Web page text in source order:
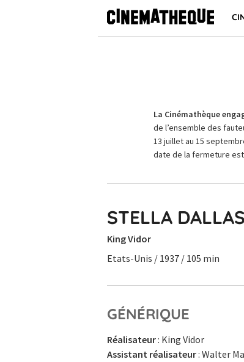
La Cinémathèque
de l’ensemble des
13 juillet au 15
date de la fermeture
STELLA DALLAS
King Vidor
Etats-Unis / 1937 / 105 min
GÉNÉRIQUE
Réalisateur: King Vidor
Assistant réalisateur: Walter